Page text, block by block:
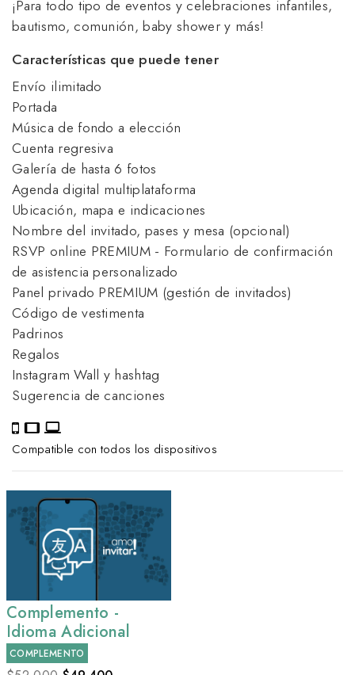
¡Para todo tipo de eventos y celebraciones infantiles,
bautismo, comunión, baby shower y más!
Características que puede tener
Envío ilimitado
Portada
Música de fondo a elección
Cuenta regresiva
Galería de hasta 6 fotos
Agenda digital multiplataforma
Ubicación, mapa e indicaciones
Nombre del invitado, pases y mesa (opcional)
RSVP online PREMIUM - Formulario de confirmación
de asistencia personalizado
Panel privado PREMIUM (gestión de invitados)
Código de vestimenta
Padrinos
Regalos
Instagram Wall y hashtag
Sugerencia de canciones
Compatible con todos los dispositivos
Complemento -
Idioma Adicional
COMPLEMENTO